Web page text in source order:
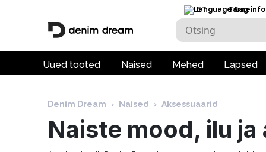
ET Tarneinfo
Uued tooted Naised Mehed Lapsed
Denim Dream › Naised › Aksessuaarid
Naiste mood, ilu